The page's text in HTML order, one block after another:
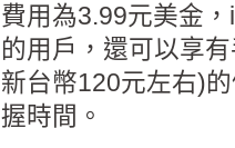
費用為3.99元美金
的用戶，還可以享
新台幣120元左右)
握時間。